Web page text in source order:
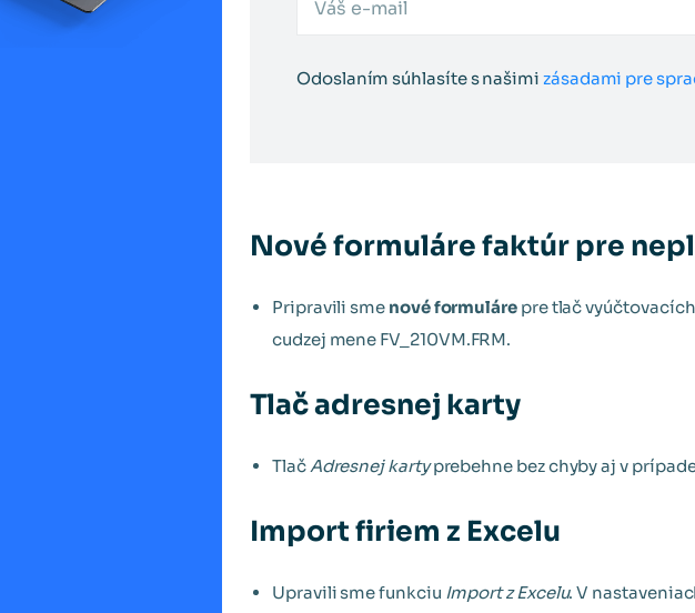
Odoslaním súhlasíte s našimi zásadami pre
Nové formuláre faktúr pre
Pripravili sme nové formulárepre tlač
cudzej mene FV_210VM.FRM.
Tlač adresnej karty
TlačAdresnej kartyprebehne bez chyby aj v
Import firiem z Excelu
Upravili sme funkciu Import z Excelu. V